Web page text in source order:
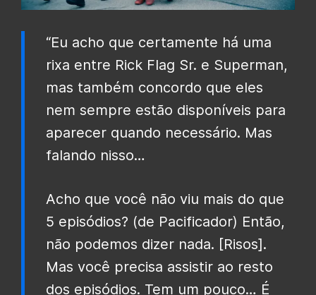
“Eu acho que certamente há uma
rixa entre Rick Flag Sr. e Superman,
mas também concordo que eles
nem sempre estão disponíveis para
aparecer quando necessário. Mas
falando nisso…
Acho que você não viu mais do que
5 episódios? (de Pacificador) Então,
não podemos dizer nada. [Risos].
Mas você precisa assistir ao resto
dos episódios. Tem um pouco… É